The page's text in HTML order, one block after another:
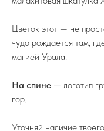
Цветок этот — не
чудо рождается там,
магией Урала.
На спине — логотип
гор.
Уточняй наличие